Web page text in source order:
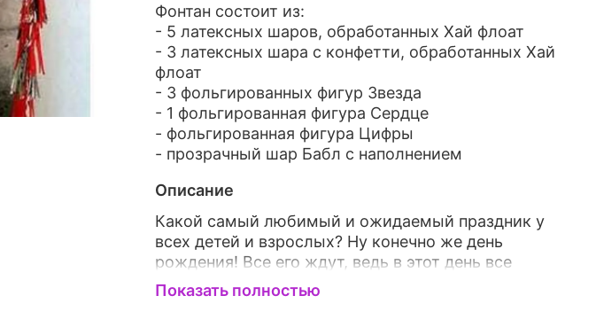
Фонтан состоит из:
- 5 латексных шаров, обработанных Хай флоат
- 3 латексных шара с конфетти, обработанных Хай
флоат
- 3 фольгированных фигур Звезда
- 1 фольгированная фигура Сердце
- фольгированная фигура Цифры
- прозрачный шар Бабл с наполнением
Описание
Какой самый любимый и ожидаемый праздник у
всех детей и взрослых? Ну конечно же день
рождения! Все его ждут, ведь в этот день все
внимание приковано к имениннику, много
подарков и вкусные угощения.... Что может быть
Показать полностью